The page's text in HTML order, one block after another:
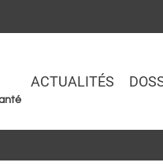
ACTUALITÉS